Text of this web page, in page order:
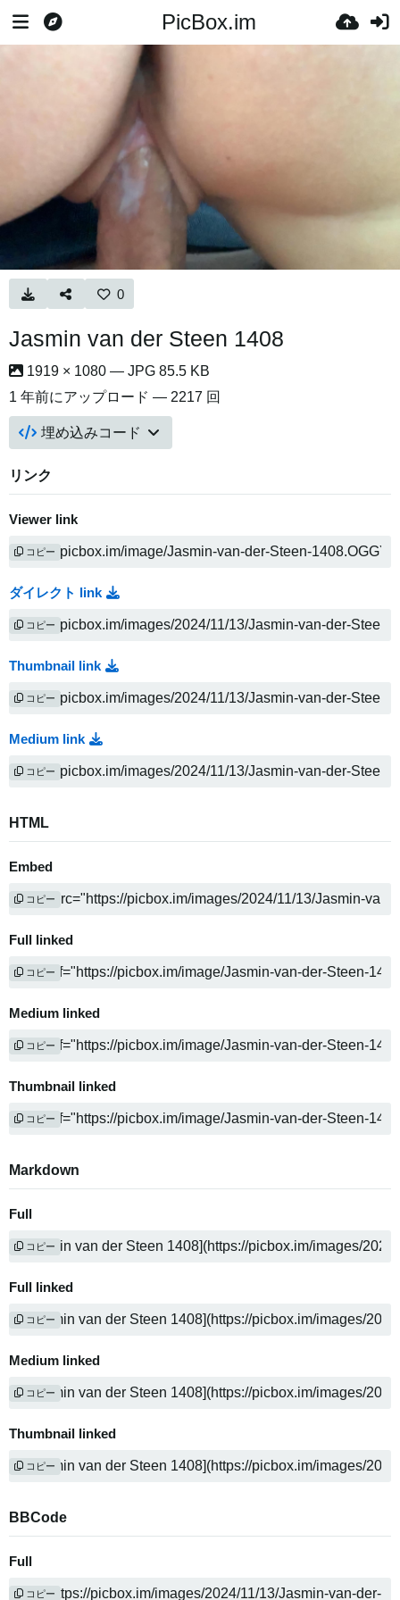
PicBox.im
0
Jasmin van der Steen 1408
1919 × 1080 — JPG 85.5 KB
1 年前にアップロード — 2217 回
埋め込みコード
リンク
Viewer link
コピー
ダイレクト link
コピー
Thumbnail link
コピー
Medium link
コピー
HTML
Embed
コピー
Full linked
コピー
Medium linked
コピー
Thumbnail linked
コピー
Markdown
Full
コピー
Full linked
コピー
Medium linked
コピー
Thumbnail linked
コピー
BBCode
Full
コピー